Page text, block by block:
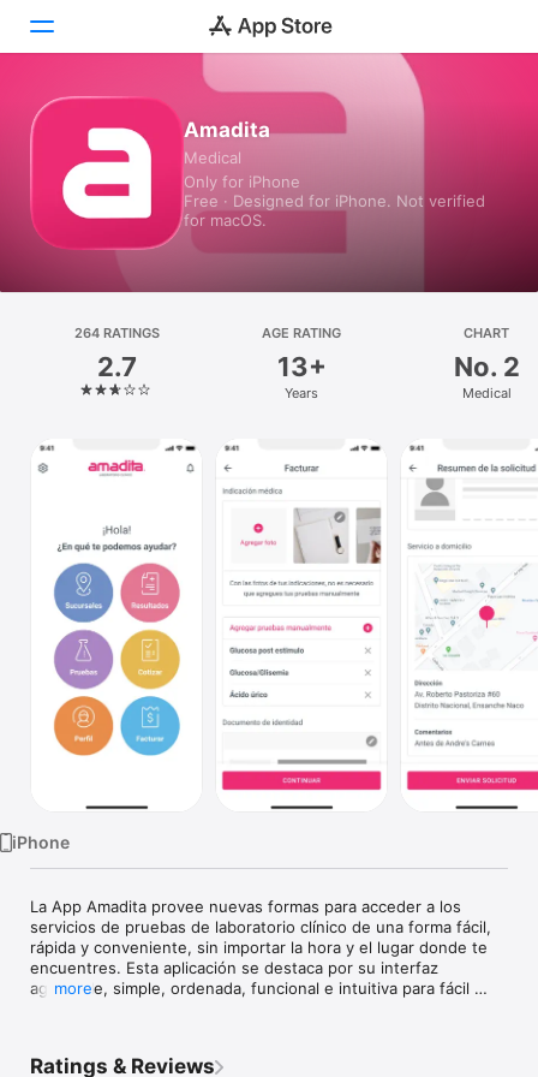
Games
Apps
Arcade
Platform
iPhone
Mac
TV
Amadita
Medical
Only for iPhone
Free · Designed for iPhone. Not verified
for macOS.
264 RATINGS
2.7
AGE RATING
13+
Years
CHART
No. 2
Medical
iPhone
La App Amadita provee nuevas formas para acceder a los
servicios de pruebas de laboratorio clínico de una forma fácil,
rápida y conveniente, sin importar la hora y el lugar donde te
encuentres. Esta aplicación se destaca por su interfaz
agradable, simple, ordenada, funcional e intuitiva para fácil
reconocimiento facial o la huella para ver los resultados.
more
Ratings & Reviews